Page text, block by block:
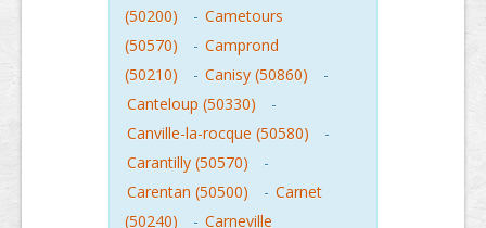
(50200) - Cametours
(50570)
- Camprond
(50210)
- Canisy (50860)
-
Canteloup (50330)
-
Canville-la-rocque (50580)
-
Carantilly (50570)
-
Carentan (50500)
- Carnet
(50240)
- Carneville